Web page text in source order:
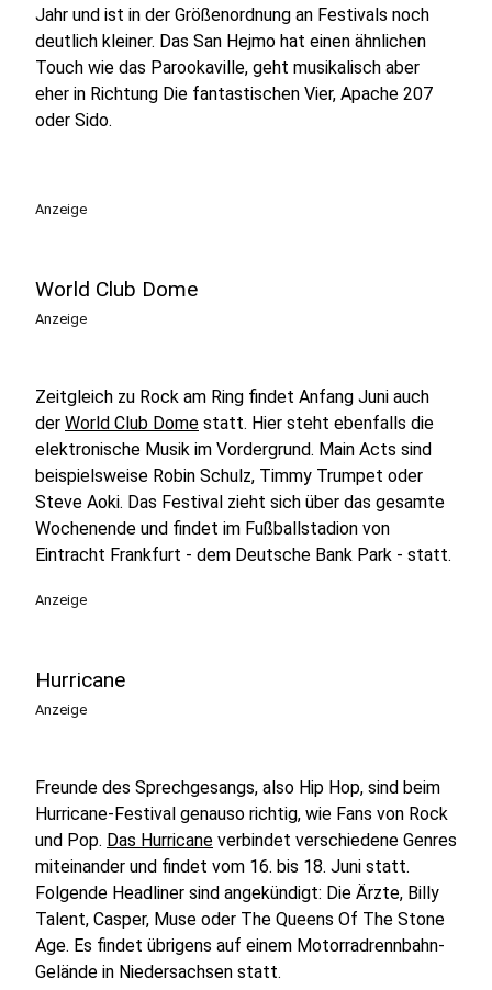
Jahr und ist in der Größenordnung an Festivals noch
deutlich kleiner. Das San Hejmo hat einen ähnlichen
Touch wie das Parookaville, geht musikalisch aber
eher in Richtung Die fantastischen Vier, Apache 207
oder Sido.
Anzeige
World Club Dome
Anzeige
Zeitgleich zu Rock am Ring findet Anfang Juni auch
der World Club Dome statt. Hier steht ebenfalls die
elektronische Musik im Vordergrund. Main Acts sind
beispielsweise Robin Schulz, Timmy Trumpet oder
Steve Aoki. Das Festival zieht sich über das gesamte
Wochenende und findet im Fußballstadion von
Eintracht Frankfurt - dem Deutsche Bank Park - statt.
Anzeige
Hurricane
Anzeige
Freunde des Sprechgesangs, also Hip Hop, sind beim
Hurricane-Festival genauso richtig, wie Fans von Rock
und Pop. Das Hurricane verbindet verschiedene Genres
miteinander und findet vom 16. bis 18. Juni statt.
Folgende Headliner sind angekündigt: Die Ärzte, Billy
Talent, Casper, Muse oder The Queens Of The Stone
Age. Es findet übrigens auf einem Motorradrennbahn-
Gelände in Niedersachsen statt.